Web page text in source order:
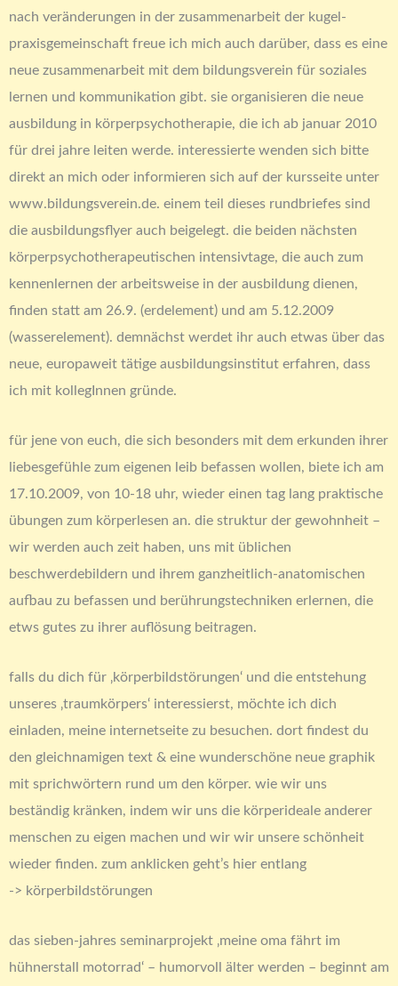
nach veränderungen in der zusammenarbeit der kugel-
praxisgemeinschaft freue ich mich auch darüber, dass es eine
neue zusammenarbeit mit dem bildungsverein für soziales
lernen und kommunikation gibt. sie organisieren die neue
ausbildung in körperpsychotherapie, die ich ab januar 2010
für drei jahre leiten werde. interessierte wenden sich bitte
direkt an mich oder informieren sich auf der kursseite unter
www.bildungsverein.de. einem teil dieses rundbriefes sind
die ausbildungsflyer auch beigelegt. die beiden nächsten
körperpsychotherapeutischen intensivtage, die auch zum
kennenlernen der arbeitsweise in der ausbildung dienen,
finden statt am 26.9. (erdelement) und am 5.12.2009
(wasserelement). demnächst werdet ihr auch etwas über das
neue, europaweit tätige ausbildungsinstitut erfahren, dass
ich mit kollegInnen gründe.
für jene von euch, die sich besonders mit dem erkunden ihrer
liebesgefühle zum eigenen leib befassen wollen, biete ich am
17.10.2009, von 10-18 uhr, wieder einen tag lang praktische
übungen zum körperlesen an. die struktur der gewohnheit –
wir werden auch zeit haben, uns mit üblichen
beschwerdebildern und ihrem ganzheitlich-anatomischen
aufbau zu befassen und berührungstechniken erlernen, die
etws gutes zu ihrer auflösung beitragen.
falls du dich für ‚körperbildstörungen‘ und die entstehung
unseres ‚traumkörpers‘ interessierst, möchte ich dich
einladen, meine internetseite zu besuchen. dort findest du
den gleichnamigen text & eine wunderschöne neue graphik
mit sprichwörtern rund um den körper. wie wir uns
beständig kränken, indem wir uns die körperideale anderer
menschen zu eigen machen und wir wir unsere schönheit
wieder finden. zum anklicken geht’s hier entlang
-> körperbildstörungen
das sieben-jahres seminarprojekt ‚meine oma fährt im
hühnerstall motorrad‘ – humorvoll älter werden – beginnt am